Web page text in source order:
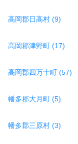
高岡郡日高村 (9)
高岡郡津野町 (17)
高岡郡四万十町 (57)
幡多郡大月町 (5)
幡多郡三原村 (3)